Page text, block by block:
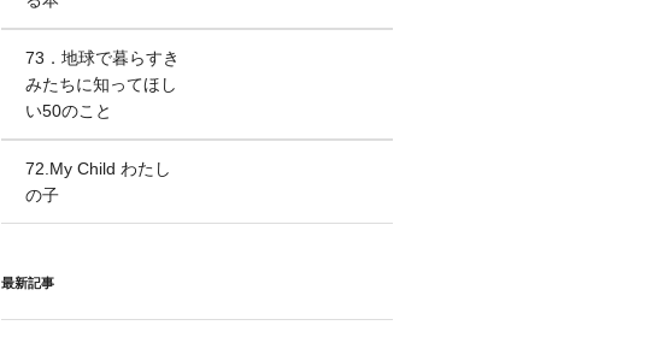
73．地球で暮らすき
みたちに知ってほし
い50のこと
72.My Child わたし
の子
最新記事